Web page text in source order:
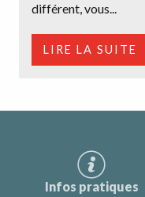
différent, vous...
LIRE LA SUITE
Infos pratiques